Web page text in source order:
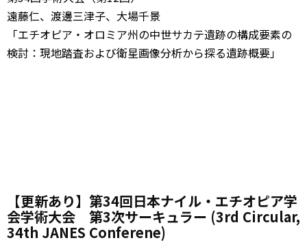
遠藤仁、渡邊三津子、大場千景
「エチオピア・オロミア州の中世サカテ遺跡の構成要素の
検討：現地踏査および衛星画像分析から探る遺跡概要」
【更新あり】第34回日本ナイル・エチオピア学
会学術大会 第3次サーキュラー (3rd Circular,
34th JANES Conferene)